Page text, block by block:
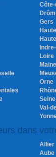
Gers
Loire
Orne
Val-
dans
Allier
Aube